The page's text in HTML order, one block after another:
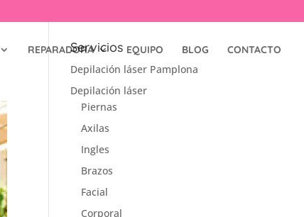
REPARADORA EQUIPO BLOG CONTACTO
Servicios
Depilación láser Pamplona
Depilación láser
Piernas
Axilas
Ingles
Brazos
Facial
Corporal